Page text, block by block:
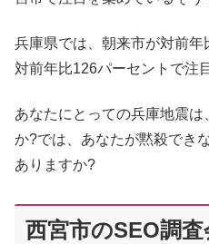
兵庫県では、朝来市が対前
対前年比126パーセントで注
あなたにとっての兵庫地震
か?では、あなたが黙殺でき
ありますか?
西宮市のSEO調